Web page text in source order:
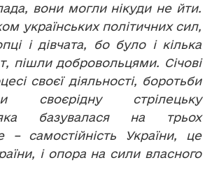
вони могли нікуди не йти.
українських політичних сил,
і дівчата, бо було і кілька
пішли добровольцями. Січові
своєї діяльності, боротьби
своєрідну стрілецьку
базувалася на трьох
– самостійність України, це
і опора на сили власного